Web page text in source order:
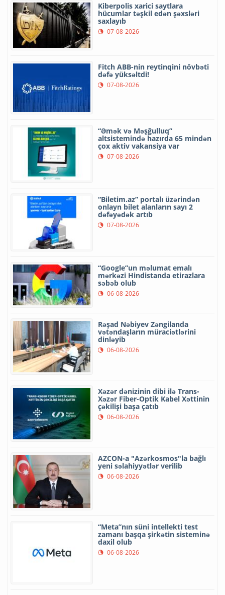
Kiberpolis xarici saytlara
hücumlar təşkil edən şəxsləri
saxlayıb
07-08-2026
Fitch ABB-nin reytinqini növbəti
dəfə yüksəltdi!
07-08-2026
“Əmək və Məşğulluq”
altsistemində hazırda 65 mindən
çox aktiv vakansiya var
07-08-2026
“Biletim.az” portalı üzərindən
onlayn bilet alanların sayı 2
dəfəyədək artıb
07-08-2026
“Google”un məlumat emalı
mərkəzi Hindistanda etirazlara
səbəb olub
06-08-2026
Rəşad Nəbiyev Zəngilanda
vətəndaşların müraciətlərini
dinləyib
06-08-2026
Xəzər dənizinin dibi ilə Trans-
Xəzər Fiber-Optik Kabel Xəttinin
çəkilişi başa çatıb
06-08-2026
AZCON-a "Azərkosmos"la bağlı
yeni səlahiyyətlər verilib
06-08-2026
“Meta”nın süni intellekti test
zamanı başqa şirkətin sisteminə
daxil olub
06-08-2026